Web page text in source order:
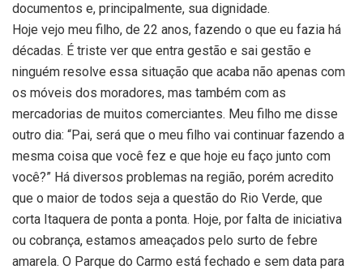
documentos e, principalmente, sua dignidade.
Hoje vejo meu filho, de 22 anos, fazendo o que eu fazia há
décadas. É triste ver que entra gestão e sai gestão e
ninguém resolve essa situação que acaba não apenas com
os móveis dos moradores, mas também com as
mercadorias de muitos comerciantes. Meu filho me disse
outro dia: “Pai, será que o meu filho vai continuar fazendo a
mesma coisa que você fez e que hoje eu faço junto com
você?” Há diversos problemas na região, porém acredito
que o maior de todos seja a questão do Rio Verde, que
corta Itaquera de ponta a ponta. Hoje, por falta de iniciativa
ou cobrança, estamos ameaçados pelo surto de febre
amarela. O Parque do Carmo está fechado e sem data para